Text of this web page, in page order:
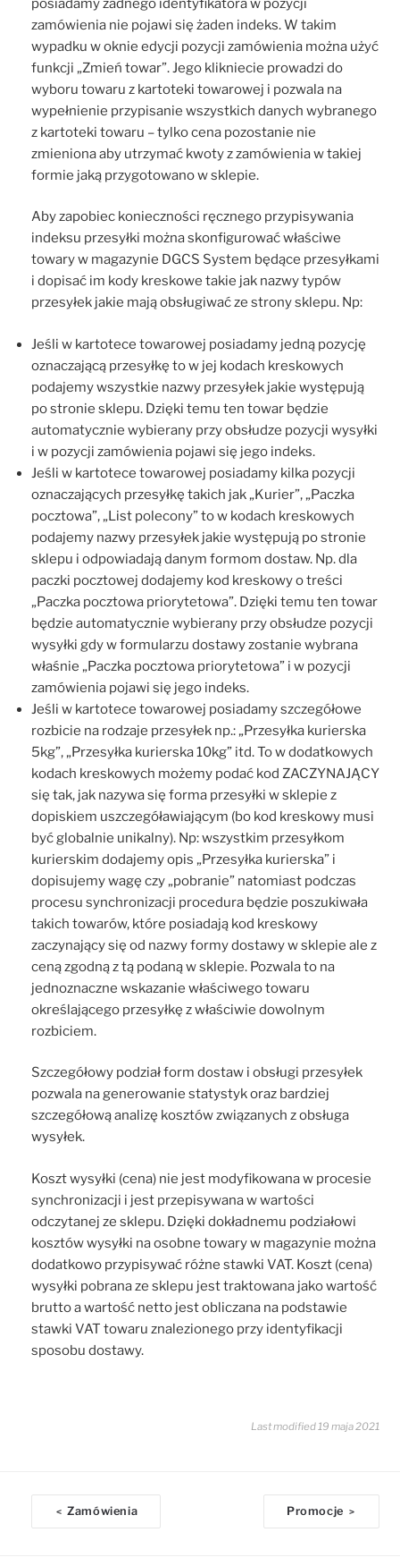
posiadamy żadnego identyfikatora w pozycji
zamówienia nie pojawi się żaden indeks. W takim
wypadku w oknie edycji pozycji zamówienia można użyć
funkcji „Zmień towar”. Jego klikniecie prowadzi do
wyboru towaru z kartoteki towarowej i pozwala na
wypełnienie przypisanie wszystkich danych wybranego
z kartoteki towaru – tylko cena pozostanie nie
zmieniona aby utrzymać kwoty z zamówienia w takiej
formie jaką przygotowano w sklepie.
Aby zapobiec konieczności ręcznego przypisywania
indeksu przesyłki można skonfigurować właściwe
towary w magazynie DGCS System będące przesyłkami
i dopisać im kody kreskowe takie jak nazwy typów
przesyłek jakie mają obsługiwać ze strony sklepu. Np:
Jeśli w kartotece towarowej posiadamy jedną pozycję
oznaczającą przesyłkę to w jej kodach kreskowych
podajemy wszystkie nazwy przesyłek jakie występują
po stronie sklepu. Dzięki temu ten towar będzie
automatycznie wybierany przy obsłudze pozycji wysyłki
i w pozycji zamówienia pojawi się jego indeks.
Jeśli w kartotece towarowej posiadamy kilka pozycji
oznaczających przesyłkę takich jak „Kurier”, „Paczka
pocztowa”, „List polecony” to w kodach kreskowych
podajemy nazwy przesyłek jakie występują po stronie
sklepu i odpowiadają danym formom dostaw. Np. dla
paczki pocztowej dodajemy kod kreskowy o treści
„Paczka pocztowa priorytetowa”. Dzięki temu ten towar
będzie automatycznie wybierany przy obsłudze pozycji
wysyłki gdy w formularzu dostawy zostanie wybrana
właśnie „Paczka pocztowa priorytetowa” i w pozycji
zamówienia pojawi się jego indeks.
Jeśli w kartotece towarowej posiadamy szczegółowe
rozbicie na rodzaje przesyłek np.: „Przesyłka kurierska
5kg”, „Przesyłka kurierska 10kg” itd. To w dodatkowych
kodach kreskowych możemy podać kod ZACZYNAJĄCY
się tak, jak nazywa się forma przesyłki w sklepie z
dopiskiem uszczegóławiającym (bo kod kreskowy musi
być globalnie unikalny). Np: wszystkim przesyłkom
kurierskim dodajemy opis „Przesyłka kurierska” i
dopisujemy wagę czy „pobranie” natomiast podczas
procesu synchronizacji procedura będzie poszukiwała
takich towarów, które posiadają kod kreskowy
zaczynający się od nazwy formy dostawy w sklepie ale z
ceną zgodną z tą podaną w sklepie. Pozwala to na
jednoznaczne wskazanie właściwego towaru
określającego przesyłkę z właściwie dowolnym
rozbiciem.
Szczegółowy podział form dostaw i obsługi przesyłek
pozwala na generowanie statystyk oraz bardziej
szczegółową analizę kosztów związanych z obsługa
wysyłek.
Koszt wysyłki (cena) nie jest modyfikowana w procesie
synchronizacji i jest przepisywana w wartości
odczytanej ze sklepu. Dzięki dokładnemu podziałowi
kosztów wysyłki na osobne towary w magazynie można
dodatkowo przypisywać różne stawki VAT. Koszt (cena)
wysyłki pobrana ze sklepu jest traktowana jako wartość
brutto a wartość netto jest obliczana na podstawie
stawki VAT towaru znalezionego przy identyfikacji
sposobu dostawy.
Last modified 19 maja 2021
o
< Zamówienia Promocje >